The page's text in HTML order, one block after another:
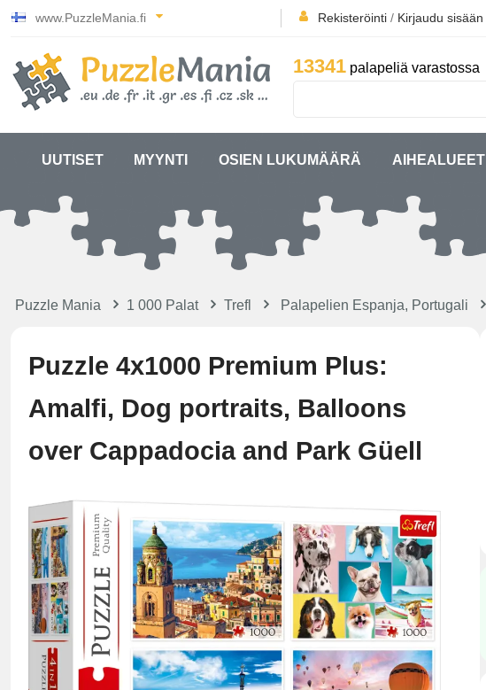
www.PuzzleMania.fi Rekisteröinti / Kirjaudu sisään
13341 palapeliä varastossa
UUTISET MYYNTI OSIEN LUKUMÄÄRÄ AIHEALUEET
Puzzle Mania 1 000 Palat Trefl Palapelien Espanja, Portugali
Puzzle 4x1000 Premium Plus:
Amalfi, Dog portraits, Balloons
over Cappadocia and Park Güell